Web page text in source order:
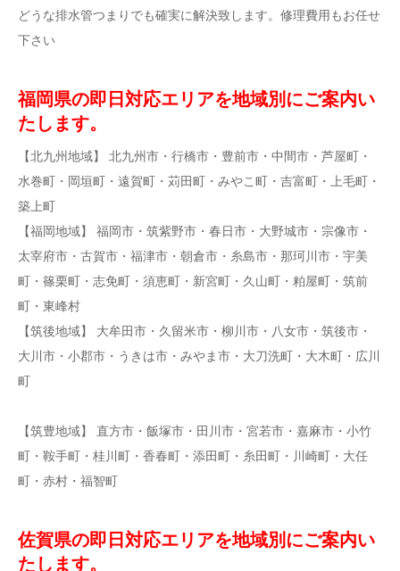
どうな排水管つまりでも確実に解決致します。修理費用もお任せ
下さい
福岡県の即日対応エリアを地域別にご案内い
たします。
【北九州地域】 北九州市・行橋市・豊前市・中間市・芦屋町・
水巻町・岡垣町・遠賀町・苅田町・みやこ町・吉富町・上毛町・
築上町
【福岡地域】 福岡市・筑紫野市・春日市・大野城市・宗像市・
太宰府市・古賀市・福津市・朝倉市・糸島市・那珂川市・宇美
町・篠栗町・志免町・須恵町・新宮町・久山町・粕屋町・筑前
町・東峰村
【筑後地域】 大牟田市・久留米市・柳川市・八女市・筑後市・
大川市・小郡市・うきは市・みやま市・大刀洗町・大木町・広川
町
【筑豊地域】 直方市・飯塚市・田川市・宮若市・嘉麻市・小竹
町・鞍手町・桂川町・香春町・添田町・糸田町・川崎町・大任
町・赤村・福智町
佐賀県の即日対応エリアを地域別にご案内い
たします。